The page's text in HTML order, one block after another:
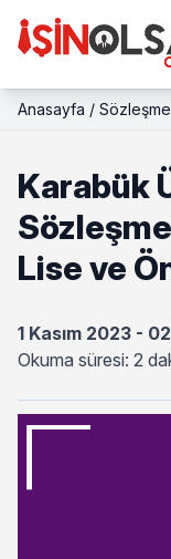
Anasayfa /
Karabük
Lise ve
1 Kasım 2023 -
Okuma süresi: 2